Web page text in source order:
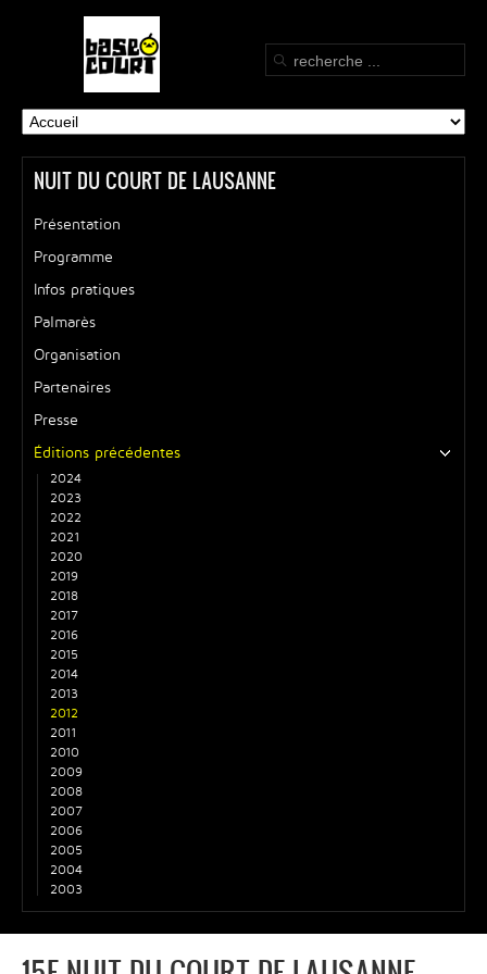
NUIT DU COURT DE LAUSANNE
Présentation
Programme
Infos pratiques
Palmarès
Organisation
Partenaires
Presse
Éditions précédentes
2024
2023
2022
2021
2020
2019
2018
2017
2016
2015
2014
2013
2012
2011
2010
2009
2008
2007
2006
2005
2004
2003